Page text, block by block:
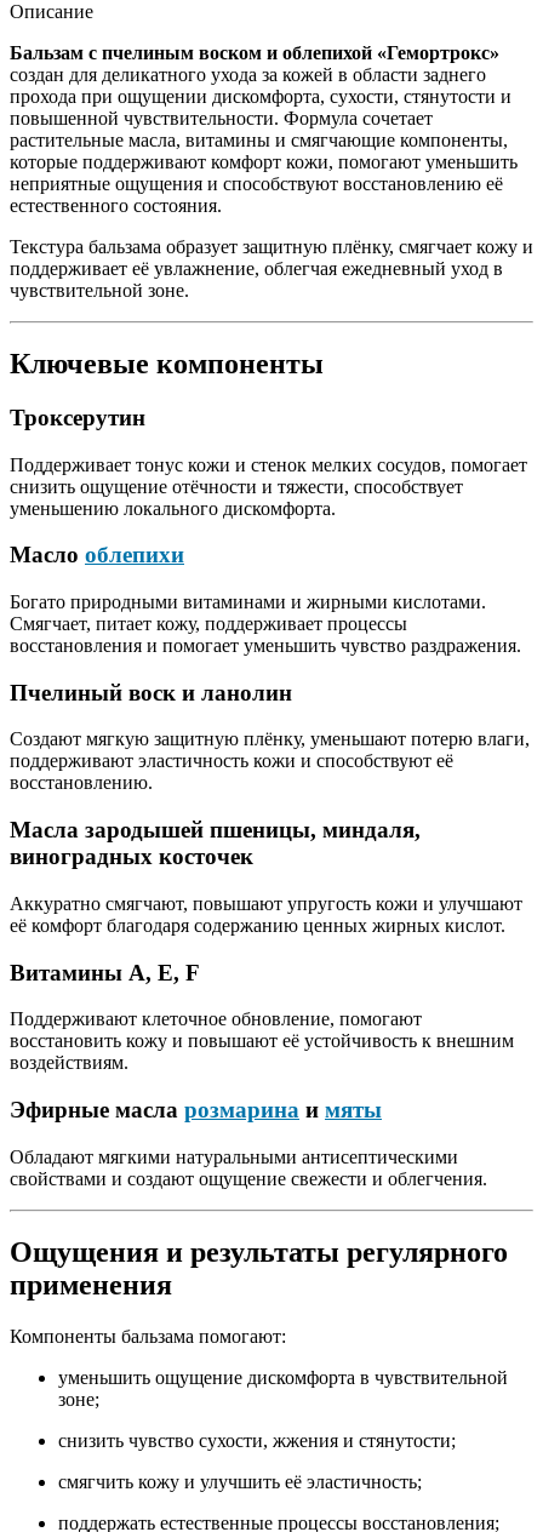
Описание
Бальзам с пчелиным воском и облепихой «Гемортрокс»
создан для деликатного ухода за кожей в области заднего
прохода при ощущении дискомфорта, сухости, стянутости и
повышенной чувствительности. Формула сочетает
растительные масла, витамины и смягчающие компоненты,
которые поддерживают комфорт кожи, помогают уменьшить
неприятные ощущения и способствуют восстановлению её
естественного состояния.
Текстура бальзама образует защитную плёнку, смягчает кожу и
поддерживает её увлажнение, облегчая ежедневный уход в
чувствительной зоне.
Ключевые компоненты
Троксерутин
Поддерживает тонус кожи и стенок мелких сосудов, помогает
снизить ощущение отёчности и тяжести, способствует
уменьшению локального дискомфорта.
Масло облепихи
Богато природными витаминами и жирными кислотами.
Смягчает, питает кожу, поддерживает процессы
восстановления и помогает уменьшить чувство раздражения.
Пчелиный воск и ланолин
Создают мягкую защитную плёнку, уменьшают потерю влаги,
поддерживают эластичность кожи и способствуют её
восстановлению.
Масла зародышей пшеницы, миндаля,
виноградных косточек
Аккуратно смягчают, повышают упругость кожи и улучшают
её комфорт благодаря содержанию ценных жирных кислот.
Витамины А, Е, F
Поддерживают клеточное обновление, помогают
восстановить кожу и повышают её устойчивость к внешним
воздействиям.
Эфирные масла розмарина и мяты
Обладают мягкими натуральными антисептическими
свойствами и создают ощущение свежести и облегчения.
Ощущения и результаты регулярного
применения
Компоненты бальзама помогают:
уменьшить ощущение дискомфорта в чувствительной
зоне;
снизить чувство сухости, жжения и стянутости;
смягчить кожу и улучшить её эластичность;
поддержать естественные процессы восстановления;